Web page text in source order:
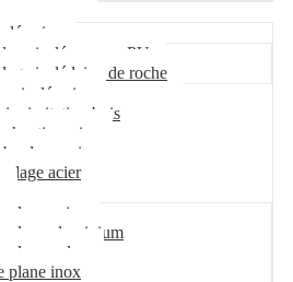
acier
isolé mousse PU
isolé laine de roche
isolé acier
imitation bois
acier
acier
acier
plane acier
plane aluminium
plane galva
plane inox